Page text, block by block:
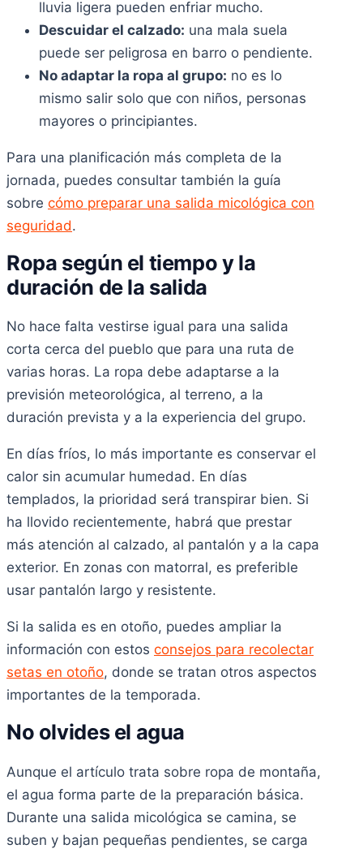
lluvia ligera pueden enfriar mucho.
Descuidar el calzado: una mala suela
puede ser peligrosa en barro o pendiente.
No adaptar la ropa al grupo: no es lo
mismo salir solo que con niños, personas
mayores o principiantes.
Para una planificación más completa de la
jornada, puedes consultar también la guía
sobre cómo preparar una salida micológica con
seguridad.
Ropa según el tiempo y la
duración de la salida
No hace falta vestirse igual para una salida
corta cerca del pueblo que para una ruta de
varias horas. La ropa debe adaptarse a la
previsión meteorológica, al terreno, a la
duración prevista y a la experiencia del grupo.
En días fríos, lo más importante es conservar el
calor sin acumular humedad. En días
templados, la prioridad será transpirar bien. Si
ha llovido recientemente, habrá que prestar
más atención al calzado, al pantalón y a la capa
exterior. En zonas con matorral, es preferible
usar pantalón largo y resistente.
Si la salida es en otoño, puedes ampliar la
información con estos consejos para recolectar
setas en otoño, donde se tratan otros aspectos
importantes de la temporada.
No olvides el agua
Aunque el artículo trata sobre ropa de montaña,
el agua forma parte de la preparación básica.
Durante una salida micológica se camina, se
suben y bajan pequeñas pendientes, se carga